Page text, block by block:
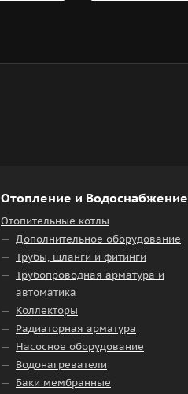
Отопление и Водоснабжение
Отопительные котлы
Дополнительное оборудование
Трубы, шланги и фитинги
Трубопроводная арматура и
автоматика
Коллекторы
Радиаторная арматура
Насосное оборудование
Водонагреватели
Баки мембранные